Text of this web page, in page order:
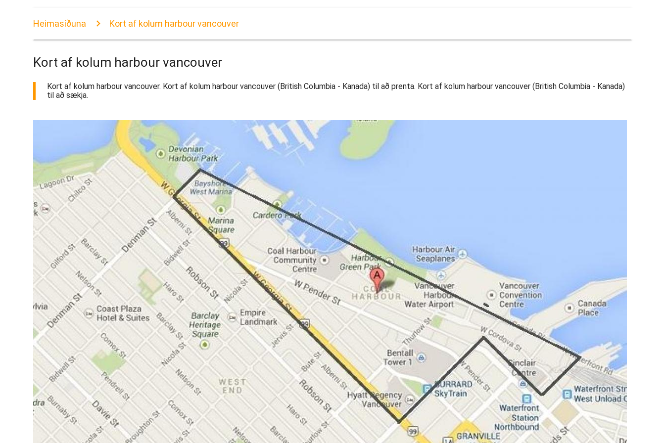
Heimasíðuna Kort af kolum harbour vancouver
Kort af kolum harbour vancouver
Kort af kolum harbour vancouver. Kort af kolum harbour vancouver (British Columbia - Kanada) til að prenta. Kort af kolum harbour vancouver (British Columbia - Kanada)
til að sækja.